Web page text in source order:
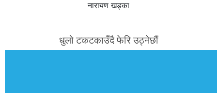
नारायण खड्का
धुलो टकटकाउँदै फेरि उठ्नेछौं